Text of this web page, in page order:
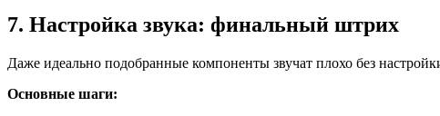
7. Настройка звука: финальный штрих
Даже идеально подобранные компоненты звучат плохо без
Основные шаги: